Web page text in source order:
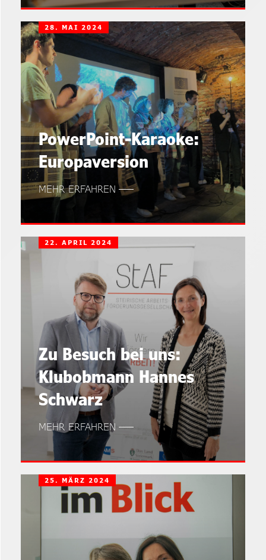
PowerPoint-Karaoke:
Europaversion
28. MAI 2024
MEHR ERFAHREN
Zu Besuch bei uns:
Klubobmann Hannes
Schwarz
22. APRIL 2024
MEHR ERFAHREN
25. MÄRZ 2024